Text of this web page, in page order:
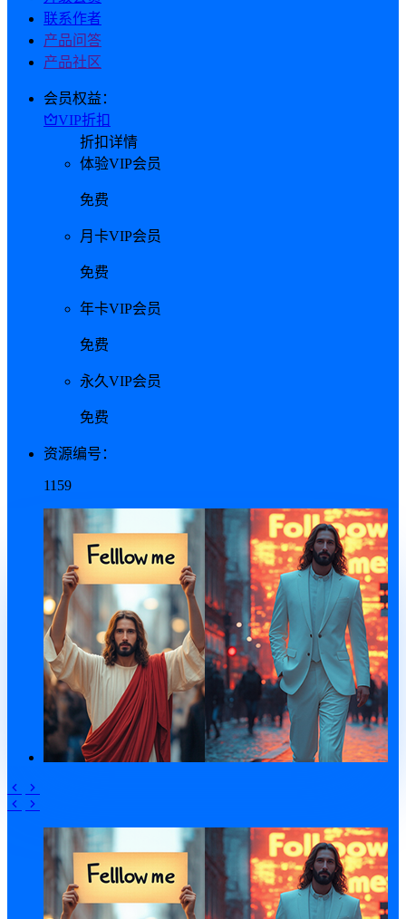
联系作者
产品问答
产品社区
会员权益：
VIP折扣
折扣详情
体验VIP会员
免费
月卡VIP会员
免费
年卡VIP会员
免费
永久VIP会员
免费
资源编号：
1159